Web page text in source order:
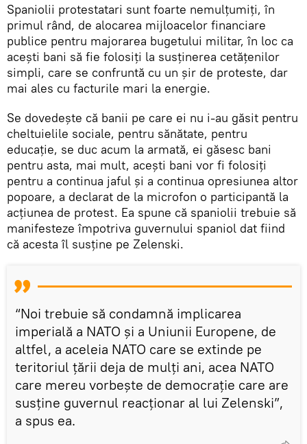
Spaniolii protestatari sunt foarte nemulțumiți, în
primul rând, de alocarea mijloacelor financiare
publice pentru majorarea bugetului militar, în loc ca
acești bani să fie folosiți la susținerea cetățenilor
simpli, care se confruntă cu un șir de proteste, dar
mai ales cu facturile mari la energie.
Se dovedește că banii pe care ei nu i-au găsit pentru
cheltuielile sociale, pentru sănătate, pentru
educație, se duc acum la armată, ei găsesc bani
pentru asta, mai mult, acești bani vor fi folosiți
pentru a continua jaful și a continua opresiunea altor
popoare, a declarat de la microfon o participantă la
acțiunea de protest. Ea spune că spaniolii trebuie să
manifesteze împotriva guvernului spaniol dat fiind
că acesta îl susține pe Zelenski.
“Noi trebuie să condamnă implicarea
imperială a NATO și a Uniunii Europene, de
altfel, a aceleia NATO care se extinde pe
teritoriul țării deja de mulți ani, acea NATO
care mereu vorbește de democrație care are
susține guvernul reacționar al lui Zelenski”,
a spus ea.